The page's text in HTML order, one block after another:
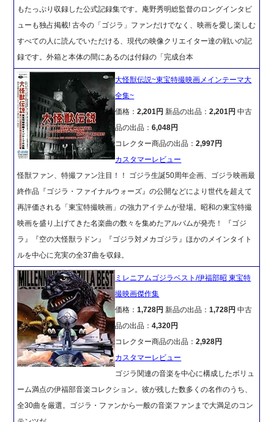
もたっぷり収録した公式記録集です。庵野秀明総監督のロングインタビ
ューも独占掲載! 古今の「ゴジラ」ファンだけでなく、映画を愛し楽しむ
すべての人に読んでいただける、現代の映像クリエイター達の戦いの記
録です。外箱と本体の間にあるのは付録の「完成台本
大怪獣伝説~東宝特撮映画メインテーマ大
全集~
価格：2,201円新品の出品：2,201円 中古
品の出品：6,048円
コレクター商品の出品：2,997円
カスタマーレビュー
怪獣ファン、特撮ファン注目！！ ゴジラ生誕50周年企画、ゴジラ映画最
終作品『ゴジラ・ファイナルウォーズ』の公開などにより世代を超えて
再評価される「東宝特撮映画」の強力アイテムが登場。昭和の東宝特撮
映画を盛り上げてきた名楽曲の数々を集めたアルバムが発売！ 『ゴジ
ラ』『空の大怪獣ラドン』『ゴジラ対メカゴジラ』ほかのメインタイト
ルを中心に充実の全37曲を収録。
ミレニアムゴジラベスト/伊福部昭 東宝特
撮映画傑作集
価格：1,728円新品の出品：1,728円 中古
品の出品：4,320円
コレクター商品の出品：2,928円
カスタマーレビュー
ゴジラ関連の音楽を中心に構成したボリュ
ーム満点の伊福部音楽コレクション。彼が残した数多くの名作のうち、
全30曲を厳選。ゴジラ・ファンから一般の音楽ファンまで大満足のコン